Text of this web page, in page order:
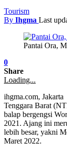
Tourism
By Ihgma Last
Pantai Ora,
0
Share
Loading...
ihgma.com,
Tenggara Barat
balap bergengsi
2021. Ajang ini
lebih besar, yakni
Maret 2022.